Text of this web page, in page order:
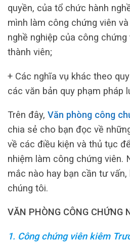
quyền, của tổ chức hành
mình làm công chứng viên
nghề nghiệp của công chứng
thành viên;
+ Các nghĩa vụ khác theo
các văn bản quy phạm pháp
Trên đây, Văn phòng công
chia sẻ cho bạn đọc về
về các điều kiện và thủ tục
nhiệm làm công chứng viên.
mắc nào hay bạn cần tư vấn,
chúng tôi.
VĂN PHÒNG CÔNG CHỨNG
1. Công chứng viên kiêm